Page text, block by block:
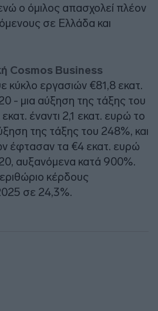
ο όμιλος απασχολεί πλέον
σε Ελλάδα και
Cosmos Business
κύκλο εργασιών €81,8 εκατ.
- μια αύξηση της τάξης του
έναντι 2,1 εκατ. ευρώ το
της τάξης του 248%, και
έφτασαν τα €4 εκατ. ευρώ
αυξανόμενα κατά 900%.
κέρδους
σε 24,3%.